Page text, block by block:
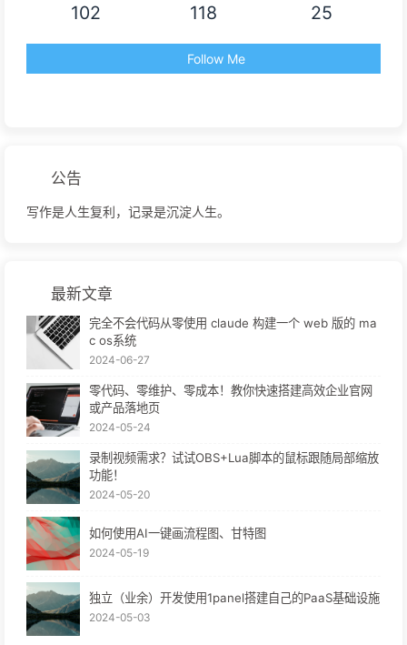
102 118 25
Follow Me
公告
写作是人生复利，记录是沉淀人生。
最新文章
完全不会代码从零使用 claude 构建一个 web 版的 ma
c os系统
2024-06-27
零代码、零维护、零成本！教你快速搭建高效企业官网
或产品落地页
2024-05-24
录制视频需求？试试OBS+Lua脚本的鼠标跟随局部缩放
功能！
2024-05-20
如何使用AI一键画流程图、甘特图
2024-05-19
独立（业余）开发使用1panel搭建自己的PaaS基础设施
2024-05-03